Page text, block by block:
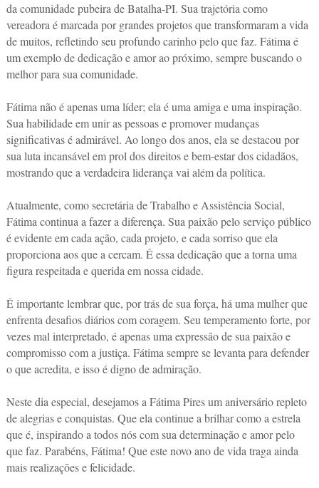
da comunidade pubeira de Batalha-PI. Sua trajetória como
vereadora é marcada por grandes projetos que transformaram a vida
de muitos, refletindo seu profundo carinho pelo que faz. Fátima é
um exemplo de dedicação e amor ao próximo, sempre buscando o
melhor para sua comunidade.
Fátima não é apenas uma líder; ela é uma amiga e uma inspiração.
Sua habilidade em unir as pessoas e promover mudanças
significativas é admirável. Ao longo dos anos, ela se destacou por
sua luta incansável em prol dos direitos e bem-estar dos cidadãos,
mostrando que a verdadeira liderança vai além da política.
Atualmente, como secretária de Trabalho e Assistência Social,
Fátima continua a fazer a diferença. Sua paixão pelo serviço público
é evidente em cada ação, cada projeto, e cada sorriso que ela
proporciona aos que a cercam. É essa dedicação que a torna uma
figura respeitada e querida em nossa cidade.
É importante lembrar que, por trás de sua força, há uma mulher que
enfrenta desafios diários com coragem. Seu temperamento forte, por
vezes mal interpretado, é apenas uma expressão de sua paixão e
compromisso com a justiça. Fátima sempre se levanta para defender
o que acredita, e isso é digno de admiração.
Neste dia especial, desejamos a Fátima Pires um aniversário repleto
de alegrias e conquistas. Que ela continue a brilhar como a estrela
que é, inspirando a todos nós com sua determinação e amor pelo
que faz. Parabéns, Fátima! Que este novo ano de vida traga ainda
mais realizações e felicidade.